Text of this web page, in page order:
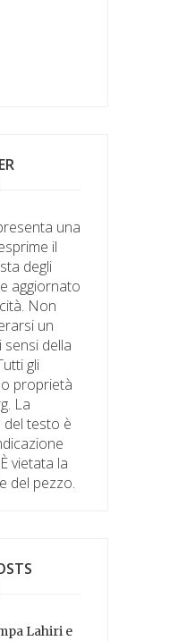
una
il
degli
aggiornato
Non
un
della
gli
proprietà
La
testo è
vietata la
del pezzo.
Lahiri e